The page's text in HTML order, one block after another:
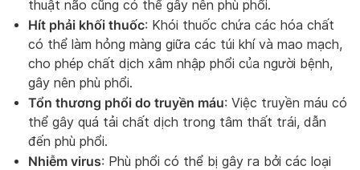
thuật não cũng có thể gây nên phù phổi.
Hít phải khối thuốc: Khói thuốc chứa các hóa chất
có thể làm hỏng màng giữa các túi khí và mao mạch,
cho phép chất dịch xâm nhập phổi của người bệnh,
gây nên phù phổi.
Tổn thương phổi do truyền máu: Việc truyền máu có
thể gây quá tải chất dịch trong tâm thất trái, dẫn
đến phù phổi.
Nhiễm virus: Phù phổi có thể bị gây ra bởi các loại